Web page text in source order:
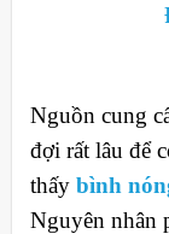
Nguồn cung
đợi rất lâu để
thấy bình
Nguyên nhân